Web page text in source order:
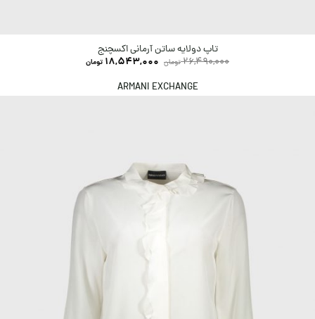
تاپ دولایه ساتن آرمانی اکسچنج
26,490,000 تومان 18,543,000 تومان
ARMANI EXCHANGE